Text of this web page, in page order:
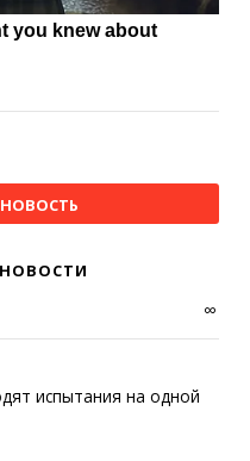
∞
испытания на одной